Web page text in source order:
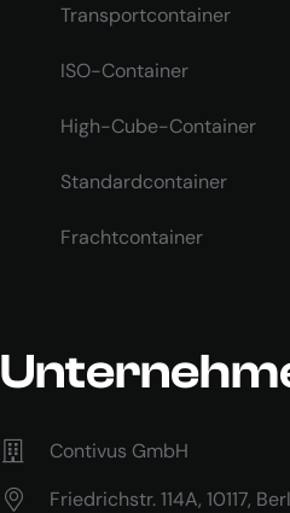
Transportcontainer
ISO-Container
High-Cube-Container
Standardcontainer
Frachtcontainer
Contivus GmbH
Friedrichstr. 114A, 10117,